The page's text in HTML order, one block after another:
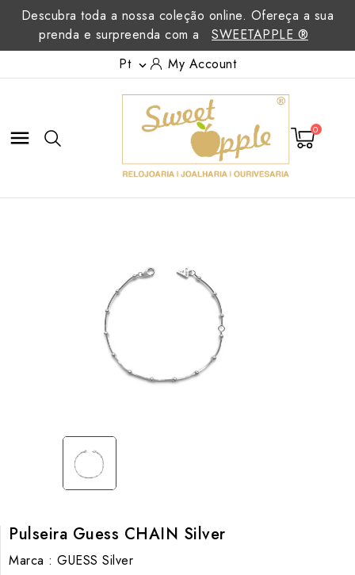
Descubra toda a nossa coleção online. Ofereça a sua
prenda e surpreenda com a
SWEETAPPLE ®
Pt  My Account
 0
Pulseira Guess CHAIN Silver
Marca : GUESS Silver